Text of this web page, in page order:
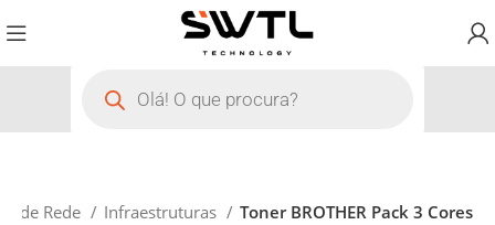
de Rede Infraestruturas Toner BROTHER Pack 3 Cores